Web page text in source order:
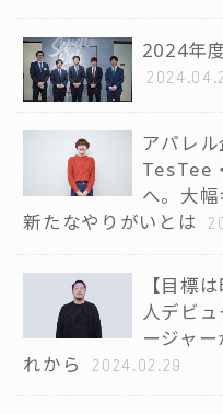
2024年
アパレ
TesTee
へ。大
新たなやりがいとは
【目標
人デビ
ージャ
れから
2024.02.29